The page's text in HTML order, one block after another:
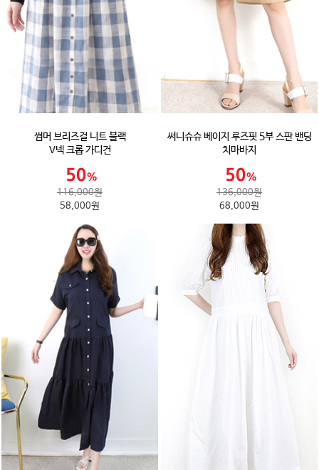
썸머 브리즈걸 니트 블랙
V넥 크롭 가디건
116,000원
58,000원
써니슈슈 베이지 루즈핏 5부 스판 밴딩
치마바지
136,000원
68,000원